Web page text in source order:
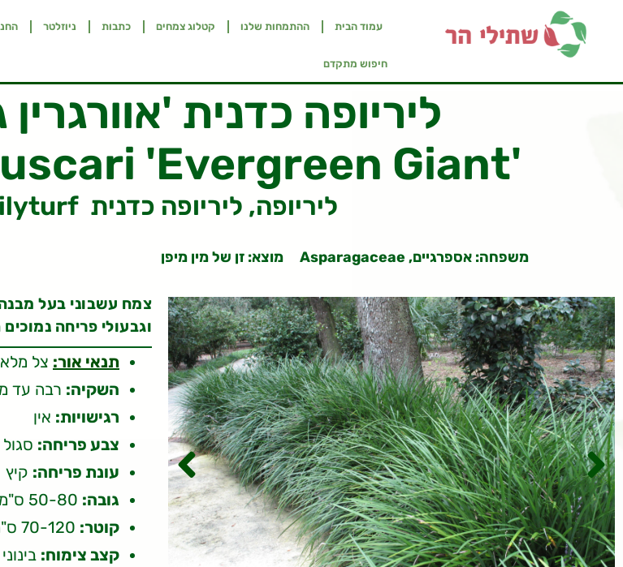
עמוד הבית ההתמחות שלנו קטלוג צמחים כתבות ניוזלטר
חיפוש מתקדם
ליריופה כדנית
'Evergreen Giant'
Lilyturf ליריופה, ליריופה כדנית
משפחה: אספרגיים, Asparagaceae מוצא: זן של מין מיפן
צמח עשבוני בעל
וגבעולי פריחה
תנאי אור: צל
השקיה: רבה עד
רגישויות: אין
צבע פריחה:
עונת פריחה: קיץ
גובה:
קוטר:
קצב צימוח: בינוני